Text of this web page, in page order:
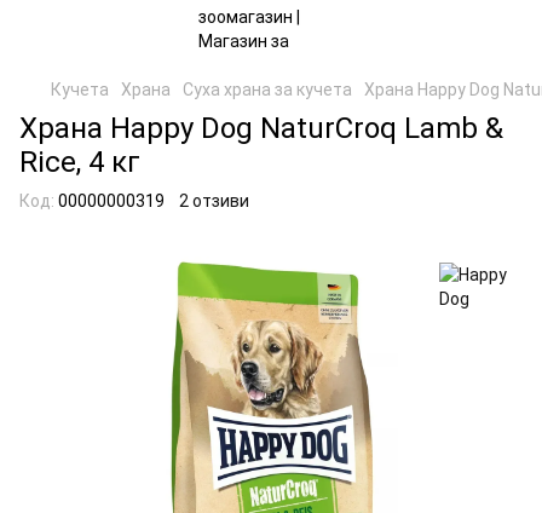
Кучета Храна Суха храна за кучета Храна Happy Dog
Храна Happy Dog NaturCroq Lamb &
Rice, 4 кг
Код: 00000000319 2 отзиви